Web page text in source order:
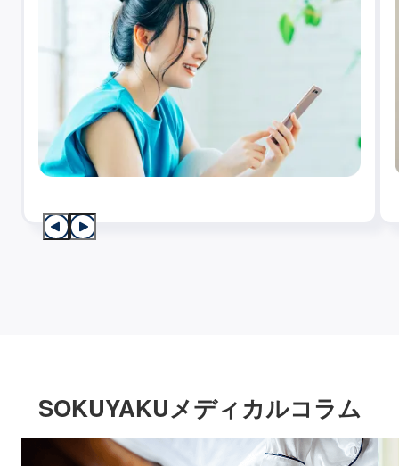
SOKUYAKUメディカルコラム